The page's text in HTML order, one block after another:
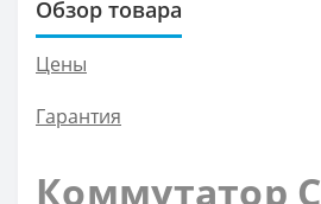
Обзор товара
Цены
Гарантия
Коммутатор